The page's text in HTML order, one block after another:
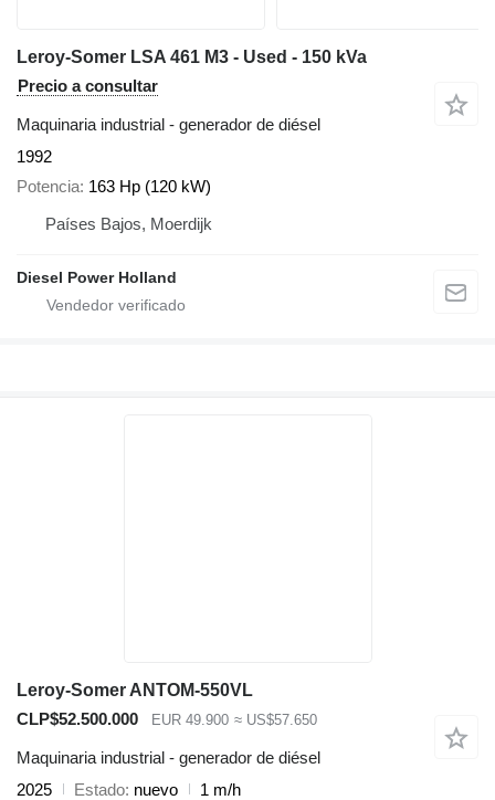
Leroy-Somer LSA 461 M3 - Used - 150 kVa
Precio a consultar
Maquinaria industrial - generador de diésel
1992
Potencia 163 Hp (120 kW)
Países Bajos, Moerdijk
Diesel Power Holland
Leroy-Somer ANTOM-550VL
CLP$52.500.000
EUR 49.900 ≈ US$57.650
Maquinaria industrial - generador de diésel
2025
Estado nuevo
1 m/h